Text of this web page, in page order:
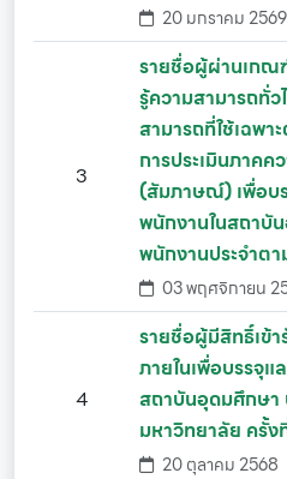
20 มกราคม 2569
3
รายชื่อผู้ผ่านเกณ
รู้ความสามารถทั่ว
สามารถที่ใช้เฉพา
การประเมินภาค
(สัมภาษณ์) เพื่อบ
พนักงานในสถาบั
พนักงานประจำ
03 พฤศจิกายน
4
รายชื่อผู้มีสิทธิ์เข้
ภายในเพื่อบรรจุแ
สถาบันอุดมศึกษา
มหาวิทยาลัย ครั้
20 ตุลาคม 2568